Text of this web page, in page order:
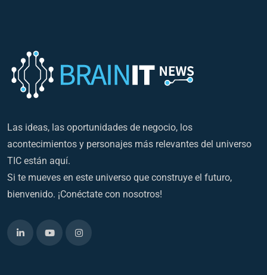
Las ideas, las oportunidades de negocio, los
acontecimientos y personajes más relevantes del universo
TIC están aquí.
Si te mueves en este universo que construye el futuro,
bienvenido. ¡Conéctate con nosotros!